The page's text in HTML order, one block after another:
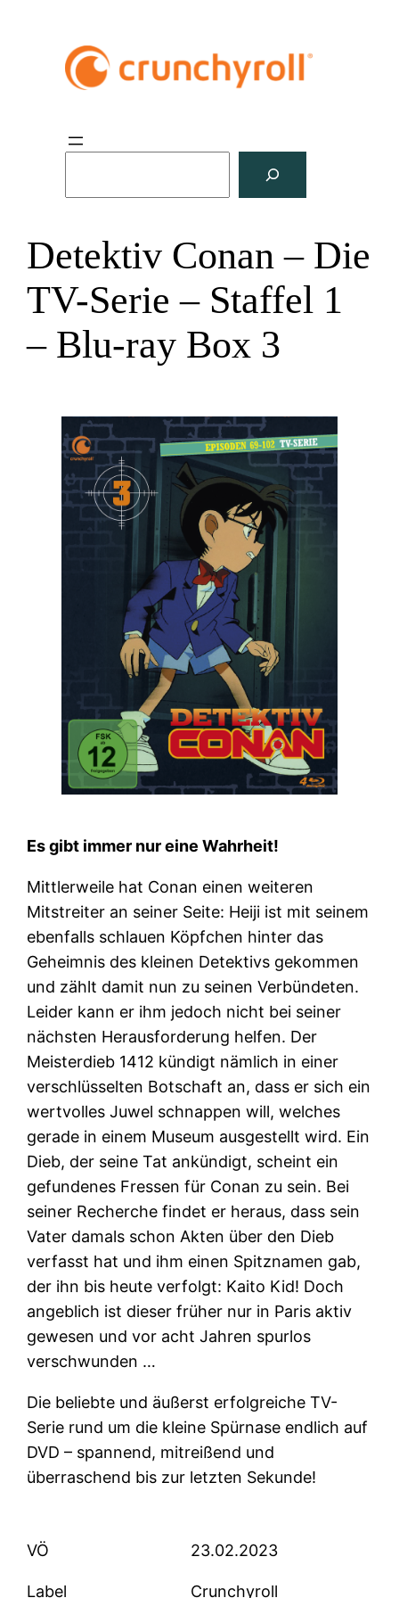
e
n
Detektiv Conan – Die
TV-Serie – Staffel 1
– Blu-ray Box 3
Es gibt immer nur eine Wahrheit!
Mittlerweile hat Conan einen weiteren
Mitstreiter an seiner Seite: Heiji ist mit seinem
ebenfalls schlauen Köpfchen hinter das
Geheimnis des kleinen Detektivs gekommen
und zählt damit nun zu seinen Verbündeten.
Leider kann er ihm jedoch nicht bei seiner
nächsten Herausforderung helfen. Der
Meisterdieb 1412 kündigt nämlich in einer
verschlüsselten Botschaft an, dass er sich ein
wertvolles Juwel schnappen will, welches
gerade in einem Museum ausgestellt wird. Ein
Dieb, der seine Tat ankündigt, scheint ein
gefundenes Fressen für Conan zu sein. Bei
seiner Recherche findet er heraus, dass sein
Vater damals schon Akten über den Dieb
verfasst hat und ihm einen Spitznamen gab,
der ihn bis heute verfolgt: Kaito Kid! Doch
angeblich ist dieser früher nur in Paris aktiv
gewesen und vor acht Jahren spurlos
verschwunden …
Die beliebte und äußerst erfolgreiche TV-
Serie rund um die kleine Spürnase endlich auf
DVD – spannend, mitreißend und
überraschend bis zur letzten Sekunde!
VÖ 23.02.2023
Label Crunchyroll